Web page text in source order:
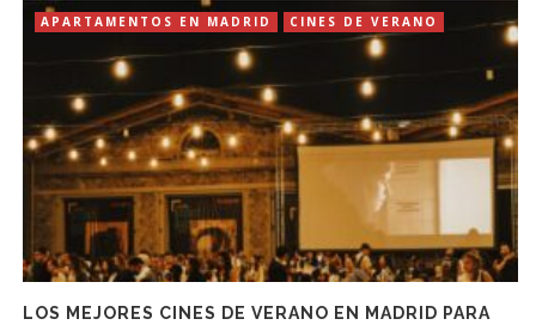
APARTAMENTOS EN MADRID CINES DE VERANO
LOS MEJORES CINES DE VERANO EN MADRID PARA